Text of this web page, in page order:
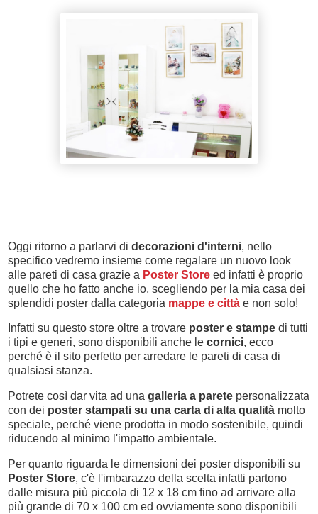
Oggi ritorno a parlarvi di decorazioni d'interni, nello
specifico vedremo insieme come regalare un nuovo look
alle pareti di casa grazie a Poster Store ed infatti è proprio
quello che ho fatto anche io, scegliendo per la mia casa dei
splendidi poster dalla categoria mappe e città e non solo!
Infatti su questo store oltre a trovare poster e stampe di tutti
i tipi e generi, sono disponibili anche le cornici, ecco
perché è il sito perfetto per arredare le pareti di casa di
qualsiasi stanza.
Potrete così dar vita ad una galleria a parete personalizzata
con dei poster stampati su una carta di alta qualità molto
speciale, perché viene prodotta in modo sostenibile, quindi
riducendo al minimo l'impatto ambientale.
Per quanto riguarda le dimensioni dei poster disponibili su
Poster Store, c'è l'imbarazzo della scelta infatti partono
dalle misura più piccola di 12 x 18 cm fino ad arrivare alla
più grande di 70 x 100 cm ed ovviamente sono disponibili